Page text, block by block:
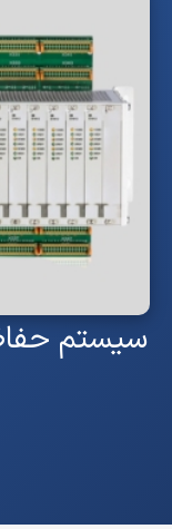
سیستم